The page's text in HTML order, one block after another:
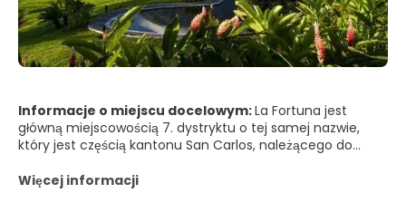
Informacje o miejscu docelowym:La Fortuna jest
główną miejscowością 7. dystryktu o tej samej nazwie,
który jest częścią kantonu San Carlos, należącego do
Kostaryki.
Więcej informacji